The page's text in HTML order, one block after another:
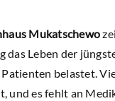
Mukatschewo
das Leben der
belastet.
und es fehlt an